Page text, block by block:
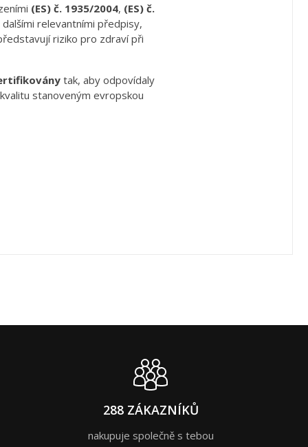
(ES) č. 1935/2004, (ES) č.
relevantními předpisy,
riziko pro zdraví při
tak, aby odpovídaly
stanoveným evropskou
288 ZÁKAZNÍKŮ
nakupuje společně s tebou